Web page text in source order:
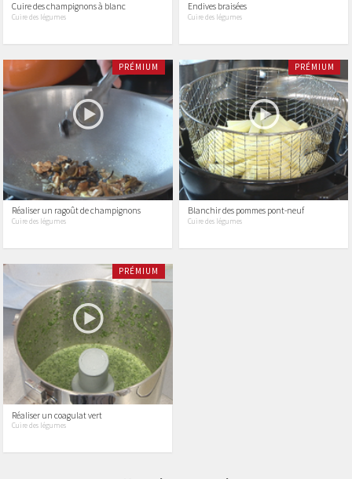
Cuire des champignons à blanc
Cuire des légumes
Endives braisées
Cuire des légumes
PRÉMIUM
Réaliser un ragoût de champignons
Cuire des légumes
PRÉMIUM
Blanchir des pommes pont-neuf
Cuire des légumes
PRÉMIUM
Réaliser un coagulat vert
Cuire des légumes